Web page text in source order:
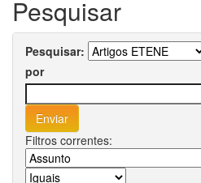
Pesquisar
Pesquisar:
por
Filtros correntes: